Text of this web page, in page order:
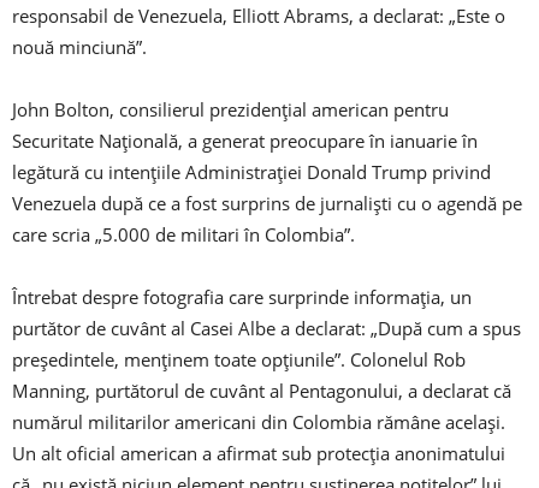
responsabil de Venezuela, Elliott Abrams, a declarat: „Este o
nouă minciună”.
John Bolton, consilierul prezidenţial american pentru
Securitate Naţională, a generat preocupare în ianuarie în
legătură cu intenţiile Administraţiei Donald Trump privind
Venezuela după ce a fost surprins de jurnalişti cu o agendă pe
care scria „5.000 de militari în Colombia”.
Întrebat despre fotografia care surprinde informaţia, un
purtător de cuvânt al Casei Albe a declarat: „După cum a spus
preşedintele, menţinem toate opţiunile”. Colonelul Rob
Manning, purtătorul de cuvânt al Pentagonului, a declarat că
numărul militarilor americani din Colombia rămâne acelaşi.
Un alt oficial american a afirmat sub protecţia anonimatului